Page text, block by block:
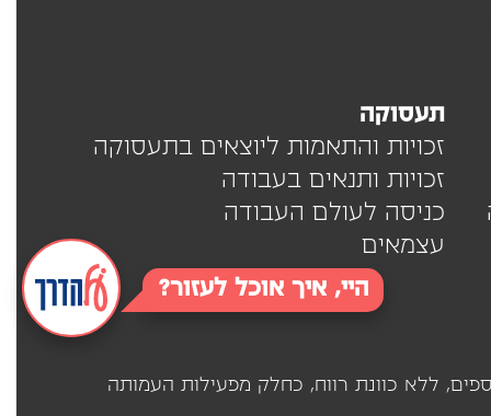
היי, איך אוכל לעזור?
תעסוקה
זכויות והתאמות ליוצאים בתעסוקה
זכויות ותנאים בעבודה
כניסה לעולם העבודה
עצמאים
580571180) בשיתוף פעולה עם ארגונים נוספים, ללא כוונת רווח, כחלק מפעילות העמותה